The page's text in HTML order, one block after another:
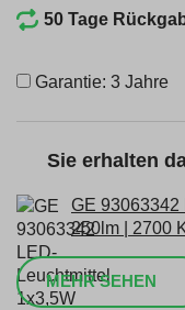
50 Tage
Garantie: 3 Jahre
Sie erhalten
GE 93063342
250lm | 2700
MEHR SEHEN